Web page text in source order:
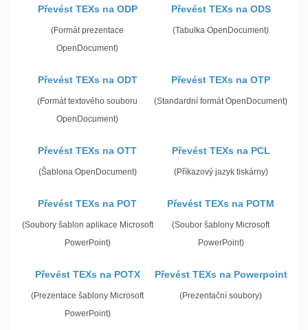
Převést TEXs na ODP
(Formát prezentace
OpenDocument)
Převést TEXs na ODS
(Tabulka OpenDocument)
Převést TEXs na ODT
(Formát textového souboru
OpenDocument)
Převést TEXs na OTP
(Standardní formát OpenDocument)
Převést TEXs na OTT
(Šablona OpenDocument)
Převést TEXs na PCL
(Příkazový jazyk tiskárny)
Převést TEXs na POT
(Soubory šablon aplikace Microsoft
PowerPoint)
Převést TEXs na POTM
(Soubor šablony Microsoft
PowerPoint)
Převést TEXs na POTX
(Prezentace šablony Microsoft
PowerPoint)
Převést TEXs na Powerpoint
(Prezentační soubory)